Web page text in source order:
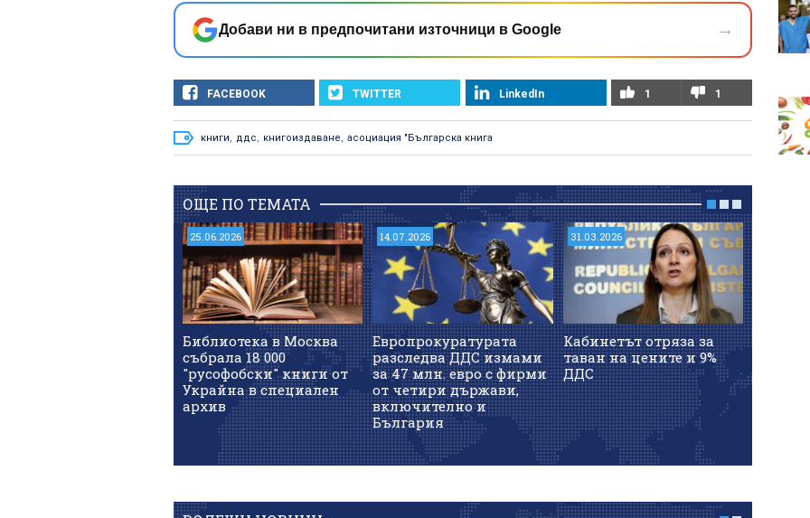
Добави ни в предпочитани източници в Google →
FACEBOOK TWITTER LinkedIn 1 1
книги, ддс, книгоиздаване, асоциация "Българска книга
ОЩЕ ПО ТЕМАТА
25.06.2026
Библиотека в Москва
събрала 18 000
"русофобски" книги от
Украйна в специален
архив
14.07.2026
Европрокуратурата
разследва ДДС измами
за 47 млн. евро с фирми
от четири държави,
включително и
България
31.03.2026
Кабинетът отряза за
таван на цените и 9%
ДДС